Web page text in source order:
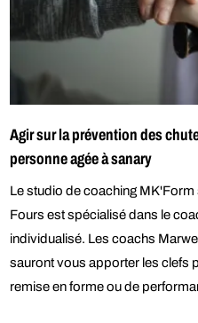
Agir sur la prévention des
personne agée à sanary
Le studio de coaching
Fours est spécialisé dans le
individualisé. Les coachs
sauront vous apporter les clefs
remise en forme ou de